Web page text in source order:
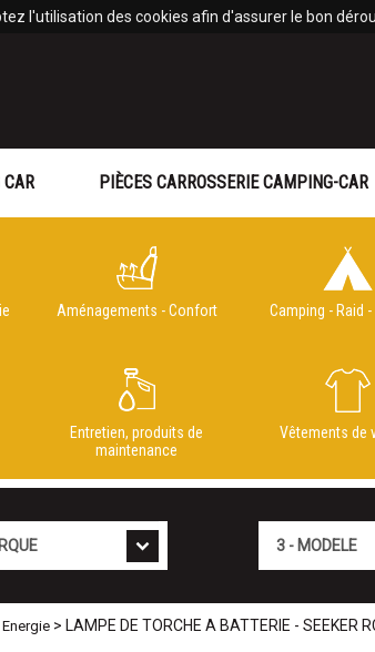
l'utilisation des cookies afin d'assurer le bon
PIÈCES CARROSSERIE CAMPING-CAR
Aménagements - Confort Camping - Raid
Entretien, produits de
maintenance
Vêtements de
> LAMPE DE TORCHE A BATTERIE - SEEKER